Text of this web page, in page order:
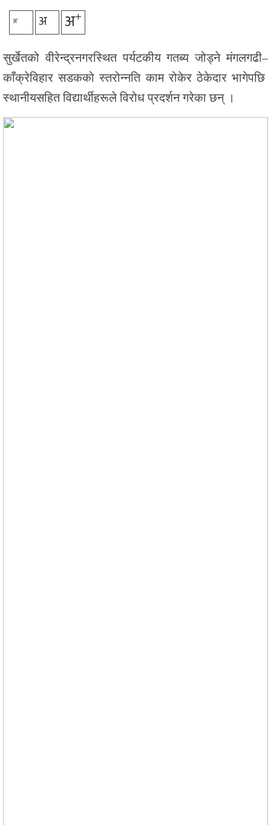
अ- अ अ+
सुर्खेतको वीरेन्द्रनगरस्थित पर्यटकीय गतब्य जोड्ने मंगलगढी–
काँक्रेविहार सडकको स्तरोन्नति काम रोकेर ठेकेदार भागेपछि
स्थानीयसहित विद्यार्थीहरूले विरोध प्रदर्शन गरेका छन् ।